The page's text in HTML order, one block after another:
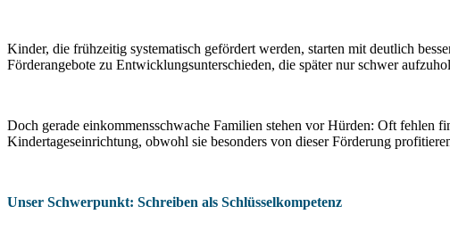
Kinder, die frühzeitig systematisch gefördert werden, starten mit deutlich
Förderangebote zu Entwicklungsunterschieden, die später nur schwer
Doch gerade einkommensschwache Familien stehen vor Hürden: Oft fehlen
Kindertageseinrichtung, obwohl sie besonders von dieser Förderung
Unser Schwerpunkt: Schreiben als Schlüsselkompetenz